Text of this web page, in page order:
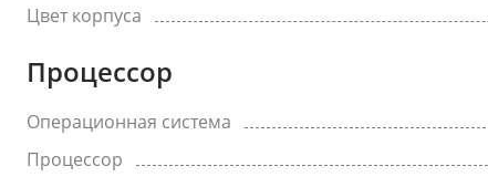
Цвет корпуса
Процессор
Операционная система
Процессор